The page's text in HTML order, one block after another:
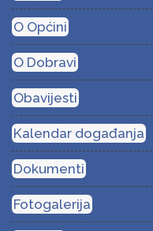
O Općini
O Dobravi
Obavijesti
Kalendar događanja
Dokumenti
Fotogalerija